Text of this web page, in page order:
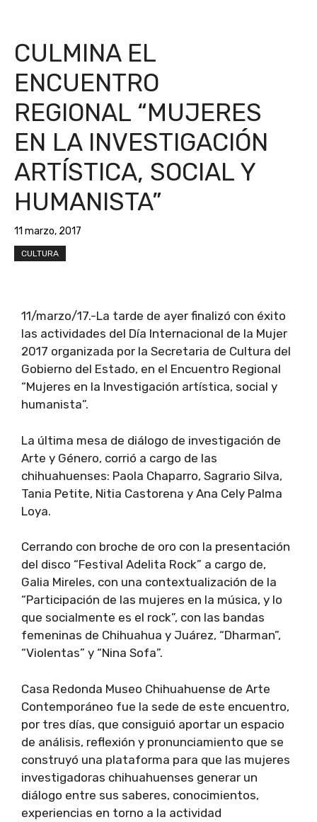
CULMINA EL
ENCUENTRO
REGIONAL “MUJERES
EN LA INVESTIGACIÓN
ARTÍSTICA, SOCIAL Y
HUMANISTA”
11 marzo, 2017
CULTURA
11/marzo/17.-La tarde de ayer finalizó con éxito
las actividades del Día Internacional de la Mujer
2017 organizada por la Secretaria de Cultura del
Gobierno del Estado, en el Encuentro Regional
“Mujeres en la Investigación artística, social y
humanista”.
La última mesa de diálogo de investigación de
Arte y Género, corrió a cargo de las
chihuahuenses: Paola Chaparro, Sagrario Silva,
Tania Petite, Nitia Castorena y Ana Cely Palma
Loya.
Cerrando con broche de oro con la presentación
del disco “Festival Adelita Rock” a cargo de,
Galia Mireles, con una contextualización de la
“Participación de las mujeres en la música, y lo
que socialmente es el rock”, con las bandas
femeninas de Chihuahua y Juárez, “Dharman”,
“Violentas” y “Nina Sofa”.
Casa Redonda Museo Chihuahuense de Arte
Contemporáneo fue la sede de este encuentro,
por tres días, que consiguió aportar un espacio
de análisis, reflexión y pronunciamiento que se
construyó una plataforma para que las mujeres
investigadoras chihuahuenses generar un
diálogo entre sus saberes, conocimientos,
experiencias en torno a la actividad